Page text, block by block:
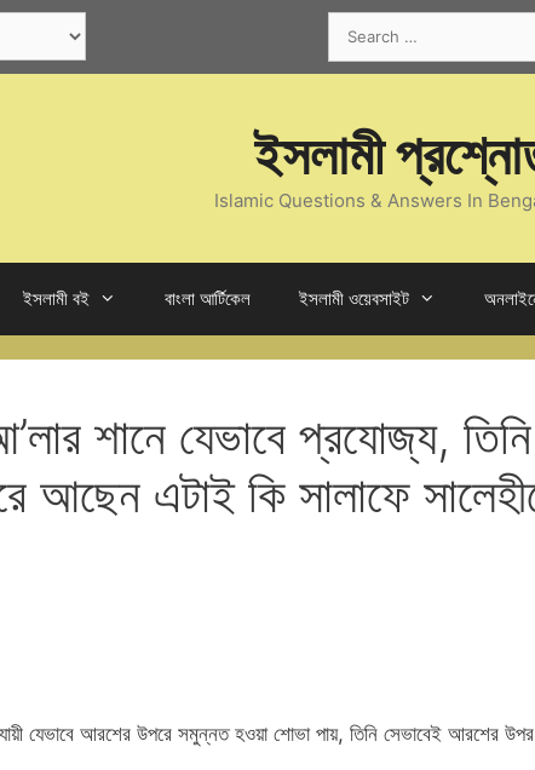
for:
ইসলামী
Islamic Questions & Answers In
ইসলামী বই বাংলা আর্টিকেল ইসলামী ওয়েবসাইট
শানে যেভাবে প্রযোজ্য,
আছেন এটাই কি সালাফে
যেভাবে আরশের উপরে সমুন্নত হওয়া শোভা পায়, তিনি সেভাবেই আরশের উপর